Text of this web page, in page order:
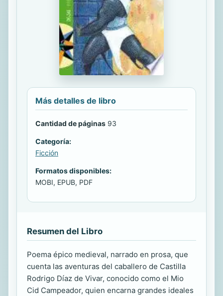
Más detalles de libro
Cantidad de páginas 93
Categoría:
Ficción
Formatos disponibles:
MOBI, EPUB, PDF
Resumen del Libro
Poema épico medieval, narrado en prosa, que
cuenta las aventuras del caballero de Castilla
Rodrigo Díaz de Vivar, conocido como el Mio
Cid Campeador, quien encarna grandes ideales